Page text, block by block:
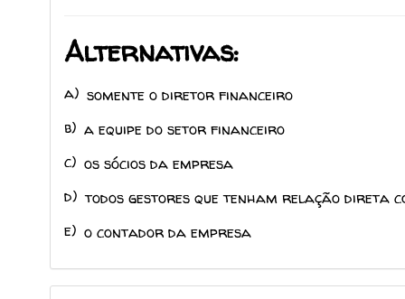
Alternativas:
a) somente o diretor financeiro
b) a equipe do setor financeiro
c) os sócios da empresa
d) todos gestores que tenham relação direta
e) o contador da empresa